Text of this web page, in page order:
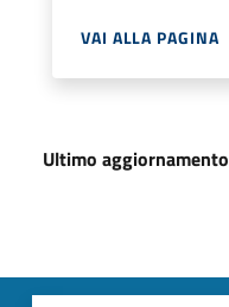
VAI ALLA PAGINA
Ultimo aggiornamento